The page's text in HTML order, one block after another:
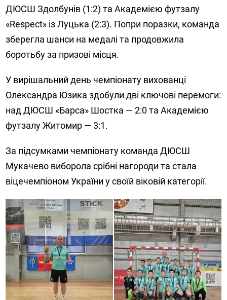
ДЮСШ Здолбунів (1:2) та Академією футзалу
«Respect» із Луцька (2:3). Попри поразки, команда
зберегла шанси на медалі та продовжила
боротьбу за призові місця.
У вирішальний день чемпіонату вихованці
Олександра Юзика здобули дві ключові перемоги:
над ДЮСШ «Барса» Шостка — 2:0 та Академією
футзалу Житомир — 3:1.
За підсумками чемпіонату команда ДЮСШ
Мукачево виборола срібні нагороди та стала
віцечемпіоном України у своїй віковій категорії.